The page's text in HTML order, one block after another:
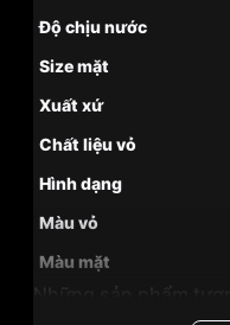
Độ chịu nước
Size mặt
Xuất xứ
Chất liệu vỏ
Hình dạng
Màu vỏ
Màu mặt
Những sản phẩm